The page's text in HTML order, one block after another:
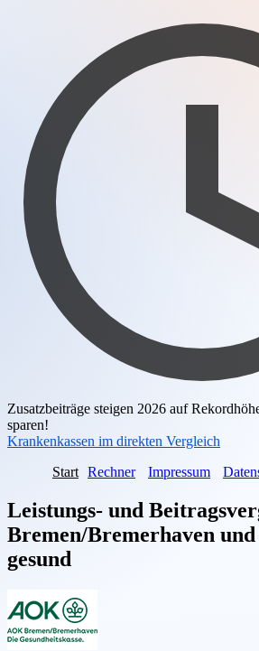
Zusatzbeiträge steigen 2026 auf
sparen!
Krankenkassen im direkten Vergleich
Start Rechner Impressum
Leistungs- und
Bremen/Bremerhaven und
gesund